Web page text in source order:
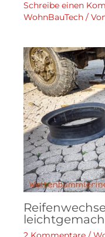
Schreibe einen
WohnBauTech /